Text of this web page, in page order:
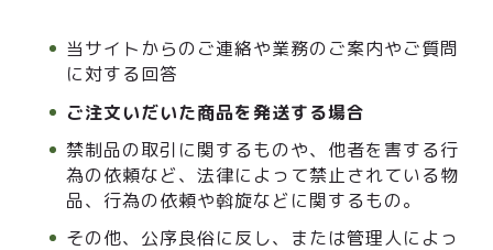
当サイトからのご連絡や業務のご案内やご質問
に対する回答
ご注文いだいた商品を発送する場合
禁制品の取引に関するものや、他者を害する行
為の依頼など、法律によって禁止されている物
品、行為の依頼や斡旋などに関するもの。
その他、公序良俗に反し、または管理人によっ